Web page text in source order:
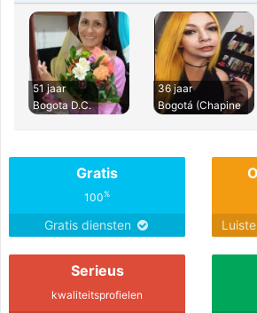
51 jaar
Bogota D.C.
36 jaar
Bogotá (Chapine
Gratis
100%
Gratis diensten
Serieus
kwaliteitsprofielen